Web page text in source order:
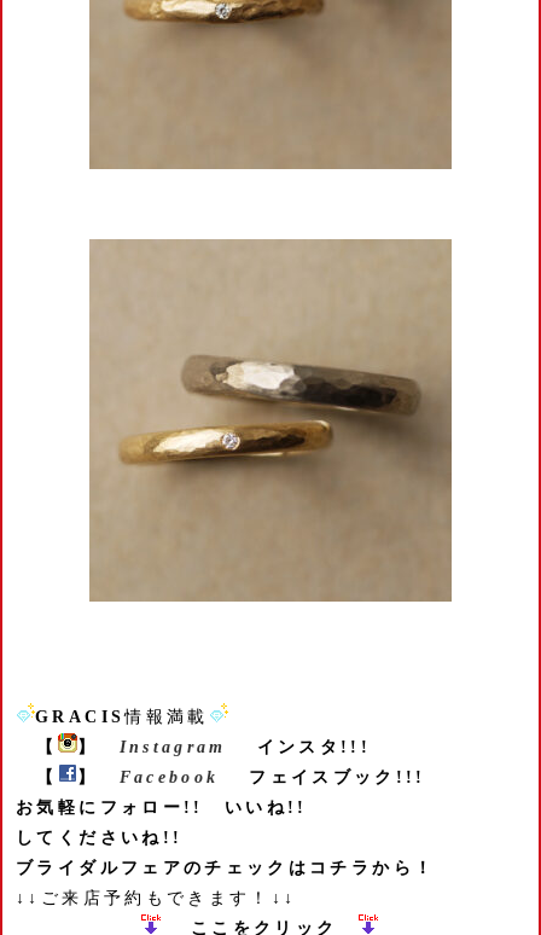
GRACIS情報満載
【
】 Instagram
インスタ!!!
【
】 Facebook
フェイスブック!!!
お気軽にフォロー!! いいね!!
してくださいね!!
ブライダルフェアのチェックはコチラから！
↓↓ご来店予約もできます！↓↓
ここをクリック